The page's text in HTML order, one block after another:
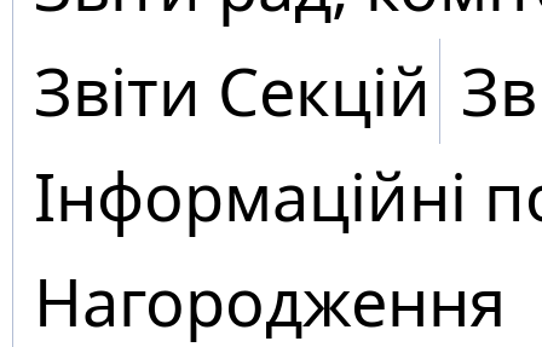
Звіти Секцій
Інформаційні
Нагородження